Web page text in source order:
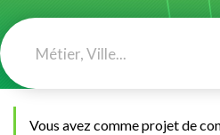
Vous avez comme projet de